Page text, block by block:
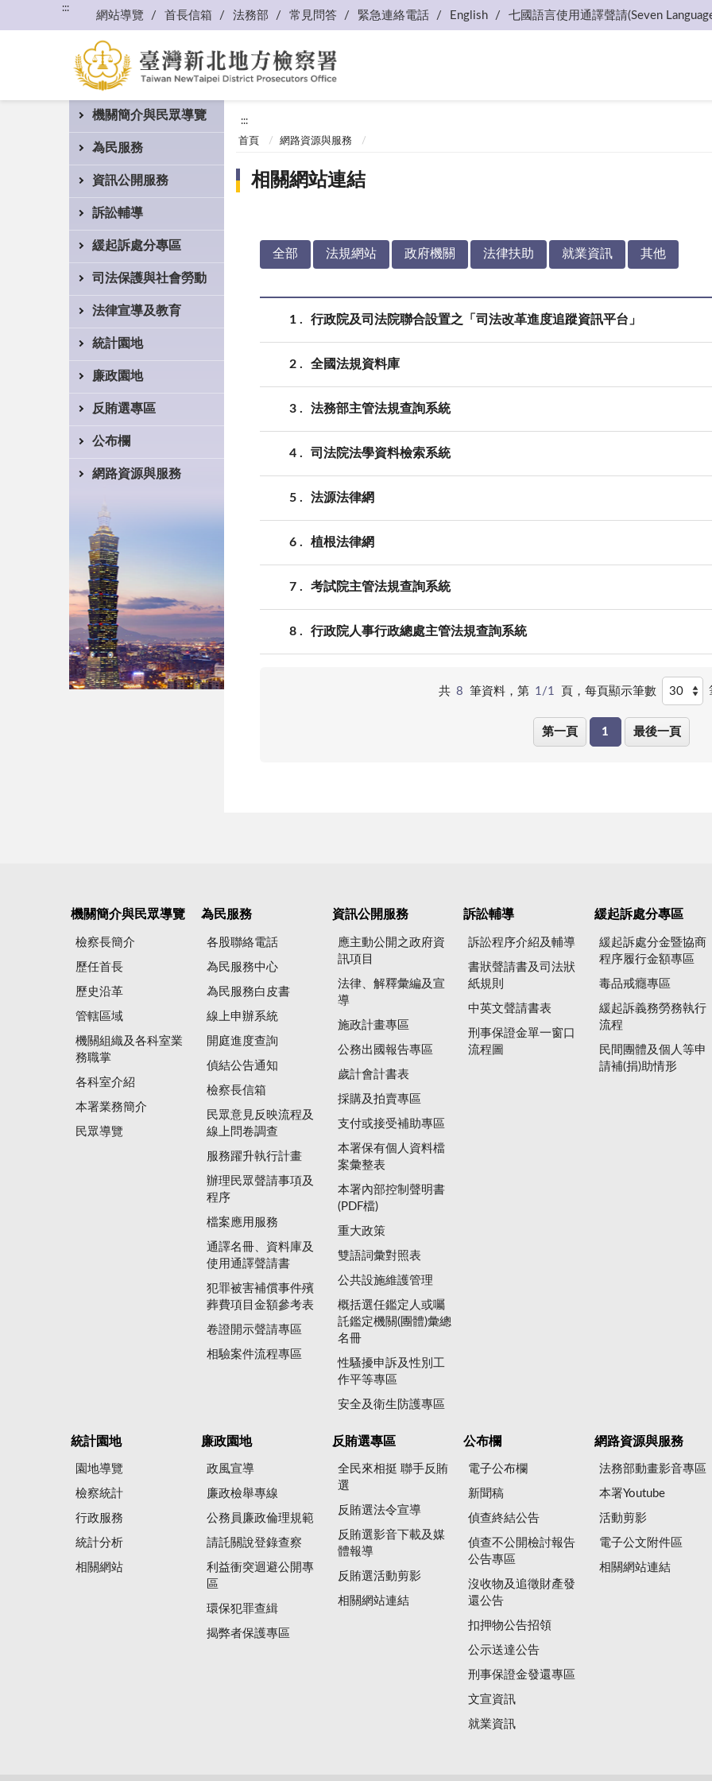
:::
網站導覽 首長信箱 法務部 常見問答 緊急連絡電話 English 七國語言使用通譯聲請(Seven
機關簡介與民眾導覽
為民服務
資訊公開服務
訴訟輔導
緩起訴處分專區
司法保護與社會勞動
法律宣導及教育
統計園地
廉政園地
反賄選專區
公布欄
網路資源與服務
:::
首頁 網路資源與服務
相關網站連結
全部 法規網站 政府機關 法律扶助 就業資訊 其他
1 行政院及司法院聯合設置之「司法改革進度追蹤資訊平台」
2 全國法規資料庫
3 法務部主管法規查詢系統
4 司法院法學資料檢索系統
5 法源法律網
6 植根法律網
7 考試院主管法規查詢系統
8 行政院人事行政總處主管法規查詢系統
共 8 筆資料，第 1/1 頁， 每頁顯示筆數
第一頁 1 最後一頁
機關簡介與民眾導覽
檢察長簡介
歷任首長
歷史沿革
管轄區域
機關組織及各科室業
務職掌
各科室介紹
本署業務簡介
民眾導覽
為民服務
各股聯絡電話
為民服務中心
為民服務白皮書
線上申辦系統
開庭進度查詢
偵結公告通知
檢察長信箱
民眾意見反映流程及
線上問卷調查
服務躍升執行計畫
辦理民眾聲請事項及
程序
檔案應用服務
通譯名冊、資料庫及
使用通譯聲請書
犯罪被害補償事件殯
葬費項目金額參考表
卷證開示聲請專區
相驗案件流程專區
資訊公開服務
應主動公開之政府資
訊項目
法律、解釋彙編及宣
導
施政計畫專區
公務出國報告專區
歲計會計書表
採購及拍賣專區
支付或接受補助專區
本署保有個人資料檔
案彙整表
本署內部控制聲明書
(PDF檔)
重大政策
雙語詞彙對照表
公共設施維護管理
概括選任鑑定人或囑
託鑑定機關(團體)彙總
名冊
性騷擾申訴及性別工
作平等專區
安全及衛生防護專區
訴訟輔導
訴訟程序介紹及輔導
書狀聲請書及司法狀
紙規則
中英文聲請書表
刑事保證金單一窗口
流程圖
緩起訴處分專區
緩起訴處分金暨協商
程序履行金額專區
毒品戒癮專區
緩起訴義務勞務執行
流程
民間團體及個人等申
請補(捐)助情形
統計園地
園地導覽
檢察統計
行政服務
統計分析
相關網站
廉政園地
政風宣導
廉政檢舉專線
公務員廉政倫理規範
請託關說登錄查察
利益衝突迴避公開專
區
環保犯罪查緝
揭弊者保護專區
反賄選專區
全民來相挺 聯手反賄
選
反賄選法令宣導
反賄選影音下載及媒
體報導
反賄選活動剪影
相關網站連結
公布欄
電子公布欄
新聞稿
偵查終結公告
偵查不公開檢討報告
公告專區
沒收物及追徵財產發
還公告
扣押物公告招領
公示送達公告
刑事保證金發還專區
文宣資訊
就業資訊
網路資源與服務
法務部動畫影音專區
本署Youtube
活動剪影
電子公文附件區
相關網站連結